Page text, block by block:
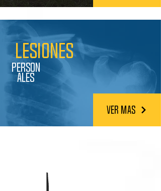
Lesiones
Person
ales
Ver Mas